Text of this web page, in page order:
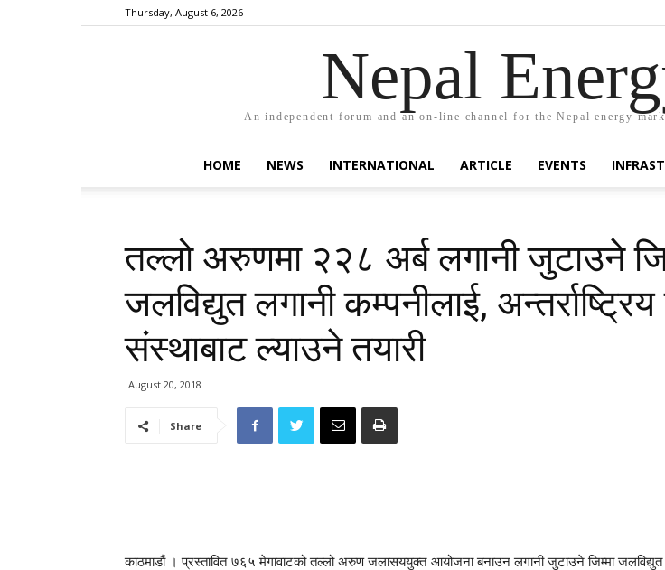
Thursday, August 6, 2026
Nepal
An independent forum and an on-line channel for the Nepal energy
HOME NEWS INTERNATIONAL ARTICLE EVENTS
तल्लो अरुणमा २२८ अर्ब लगानी जुटाउने
जलविद्युत लगानी कम्पनीलाई, अन्तर्राष्ट्रिय
संस्थाबाट ल्याउने तयारी
August 20, 2018
Share
काठमाडौं । प्रस्तावित ७६५ मेगावाटको तल्लो अरुण जलासययुक्त आयोजना बनाउन लगानी जुटाउने जिम्मा जलविद्युत